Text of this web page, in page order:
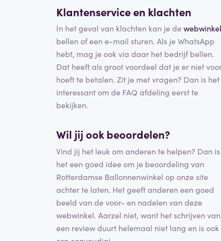
Klantenservice en klachten
In het geval van klachten kan je dewebwinkel
bellen of een e-mail sturen. Als je WhatsApp
hebt, mag je ook via daar het bedrijf bellen.
Dat heeft als groot voordeel dat je er niet
hoeft te betalen. Zit je met vragen? Dan is het
interessant om de FAQ afdeling eerst te
bekijken.
Wil jij ook beoordelen?
Vind jij het leuk om anderen te helpen? Dan is
het een goed idee om je beoordeling van
Rotterdamse Ballonnenwinkel op onze site
achter te laten. Het geeft anderen een goed
beeld van de voor- en nadelen van deze
webwinkel. Aarzel niet, want het schrijven van
een review duurt helemaal niet lang en is ook